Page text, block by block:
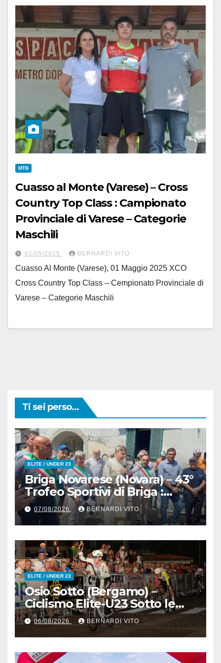
MTB
Cuasso al Monte (Varese) – Cross
Country Top Class : Campionato
Provinciale di Varese – Categorie
Maschili
02/05/2025 BERNARDI VITO
Cuasso Al Monte (Varese), 01 Maggio 2025 XCO
Cross Country Top Class – Cempionato Provinciale di
Varese – Categorie Maschili
Ti sei perso...
ELITE / UNDER 23
Briga Novarese (Novara) – 43°
Trofeo Sportivi di Briga :
Nicolò Arrighetti è ancora lui
il Re del Muro di San
Colombano
07/08/2026 BERNARDI VITO
ELITE / UNDER 23
Osio Sotto (Bergamo) –
Ciclismo Elite-U23 Sotto le
Stelle : Kevin Bertoncelli (SC
Padovani-Polo Cherry Bank)
su Andrea Biancalani
(Beltrami TSA Tre Colli)
06/08/2026 BERNARDI VITO